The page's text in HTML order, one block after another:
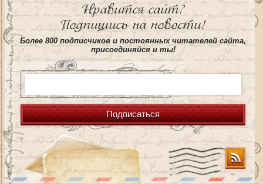
Нравится сайт?
Подпишись на новости!
Более 800 подписчиков и постоянных читателей сайта,
присоединяйся и ты!
Подписаться